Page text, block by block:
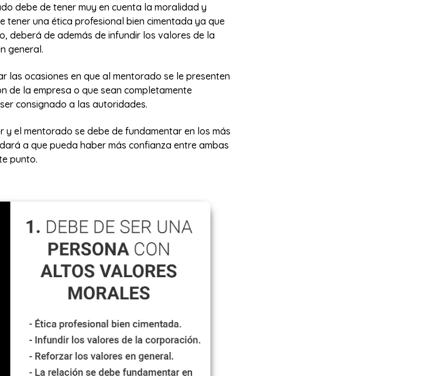
debe de tener muy en cuenta la moralidad y
tener una ética profesional bien cimentada ya que
deberá de además de infundir los valores de la
general.
las ocasiones en que al mentorado se le presenten
de la empresa o que sean completamente
consignado a las autoridades.
y el mentorado se debe de fundamentar en los más
a que pueda haber más confianza entre ambas
punto.